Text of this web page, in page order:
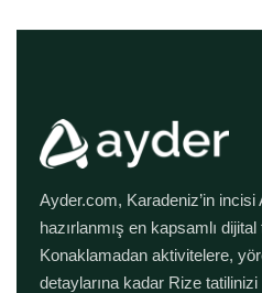
Ayder.com, Karadeniz’in incisi
hazırlanmış en kapsamlı
Konaklamadan aktivitelere,
detaylarına kadar Rize